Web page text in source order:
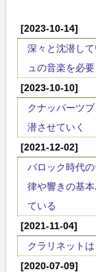
[2023-10-14]
深々と沈潜し
ュの音楽を必
[2023-10-10]
クナッパーツ
潜させていく
[2021-12-02]
バロック時代
律や響きの基
ている
[2021-11-04]
クラリネット
[2020-07-09]